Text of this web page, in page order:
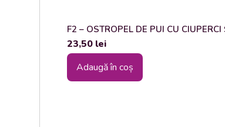
F2 – OSTROPEL DE PUI CU
23,50 lei
Adaugă în coș